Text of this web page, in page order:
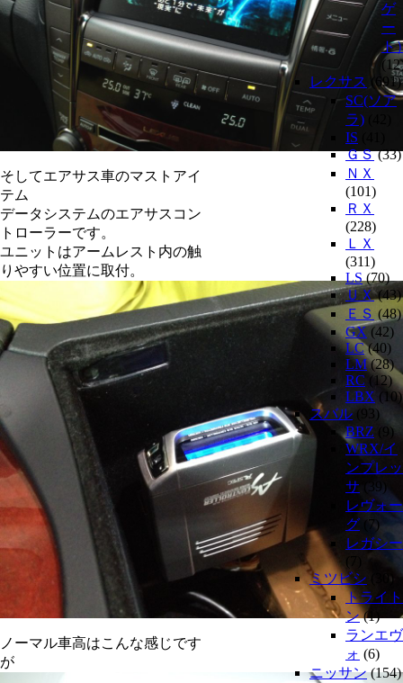
そしてエアサス車のマストアイ
テム
データシステムのエアサスコン
トローラーです。
ユニットはアームレスト内の触
りやすい位置に取付。
ノーマル車高はこんな感じです
が
ゲ
ー
ト
レクサス (691)
SC(ソア
ラ)
IS
ＧＳ(33)
ＮＸ
(101)
ＲＸ
(228)
ＬＸ
(311)
LS(70)
ＵＸ(43)
ＥＳ (48)
GX (42)
LC(40)
LM(28)
RC (12)
LBX (10)
スバル (93)
BRZ (9)
WRX/イ
ンプレッ
サ (39)
レヴォー
グ (7)
レガシー
ミツビシ (30)
トライト
ン(1)
ランエヴ
ォ (6)
ニッサン(154)